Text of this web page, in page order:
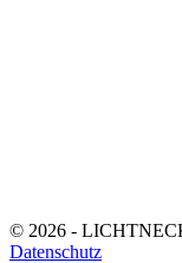
© 2026 -
Datenschutz